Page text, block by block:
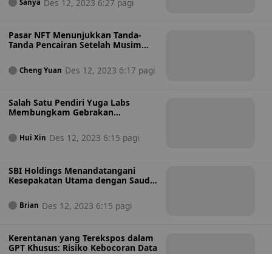
Sanya Des 12, 2023 6:27 pagi
Pasar NFT Menunjukkan Tanda-
Tanda Pencairan Setelah Musim
Cheng Yuan Des 12, 2023 6:17 pagi
Salah Satu Pendiri Yuga Labs
Membungkam Gebrakan
ganjing Kesehatan
Hui Xin Des 12, 2023 6:15 pagi
SBI Holdings Menandatangani
Kesepakatan Utama dengan Saudi
Brian Des 12, 2023 6:15 pagi
Kerentanan yang Terekspos dalam
GPT Khusus: Risiko Kebocoran Data